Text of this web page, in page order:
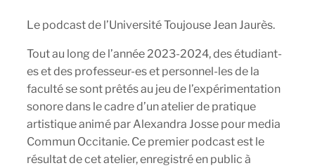
Le podcast de l’Université Toujouse Jean Jaurès.
Tout au long de l’année 2023-2024, des étudiant-
es et des professeur-es et personnel-les de la
faculté se sont prêtés au jeu de l’expérimentation
sonore dans le cadre d’un atelier de pratique
artistique animé par Alexandra Josse pour media
Commun Occitanie. Ce premier podcast est le
résultat de cet atelier, enregistré en public à